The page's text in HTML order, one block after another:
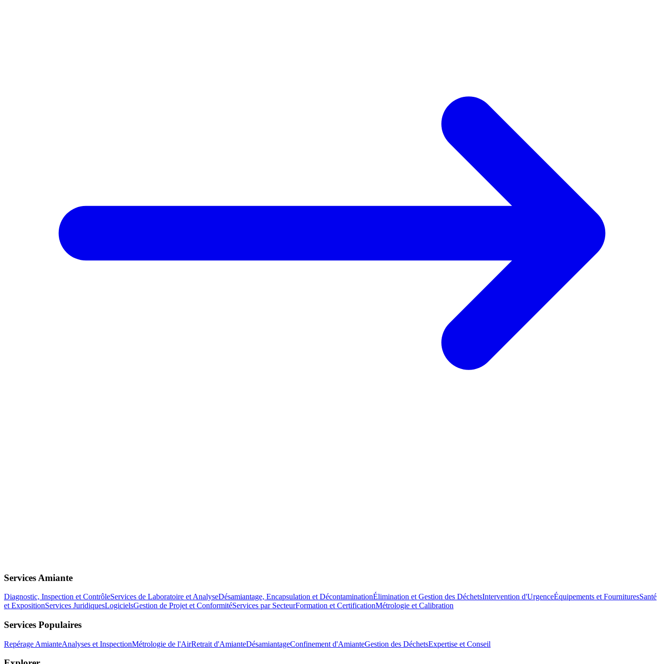
Services Amiante
Diagnostic, Inspection et ContrôleServices de Laboratoire et AnalyseDésamiantage, Encapsulation et DécontaminationÉlimination et Gestion des DéchetsIntervention d'UrgenceÉquipements et FournituresSanté
et ExpositionServices JuridiquesLogicielsGestion de Projet et ConformitéServices par SecteurFormation et CertificationMétrologie et Calibration
Services Populaires
Repérage AmianteAnalyses et InspectionMétrologie de l'AirRetrait d'AmianteDésamiantageConfinement d'AmianteGestion des DéchetsExpertise et Conseil